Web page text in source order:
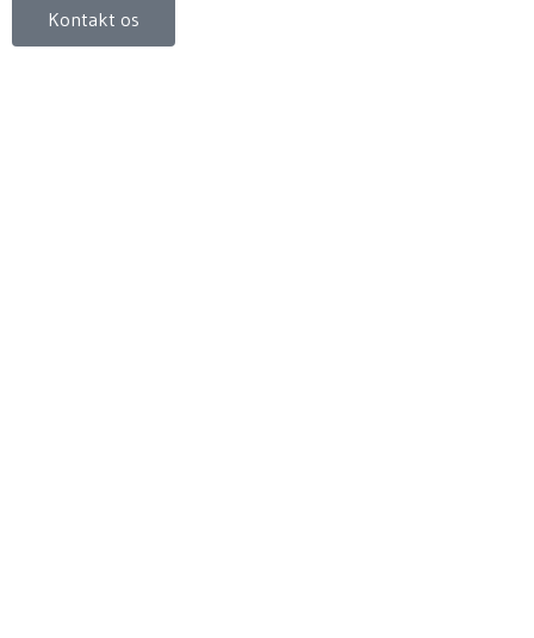
Kontakt os